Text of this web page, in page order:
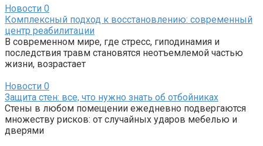
Новости 0
Комплексный подход к восстановлению: современный
центр реабилитации
В современном мире, где стресс, гиподинамия и
последствия травм становятся неотъемлемой частью
жизни, возрастает
Новости 0
Защита стен: все, что нужно знать об отбойниках
Стены в любом помещении ежедневно подвергаются
множеству рисков: от случайных ударов мебелью и
дверями